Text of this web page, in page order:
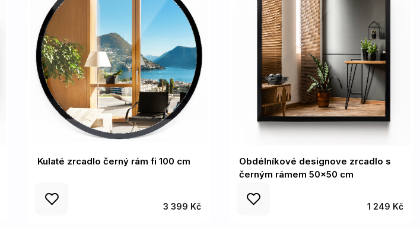
Kulaté zrcadlo černý rám fi 100 cm
3 399 Kč
Obdélníkové designove zrcadlo s
černým rámem 50x50 cm
1 249 Kč